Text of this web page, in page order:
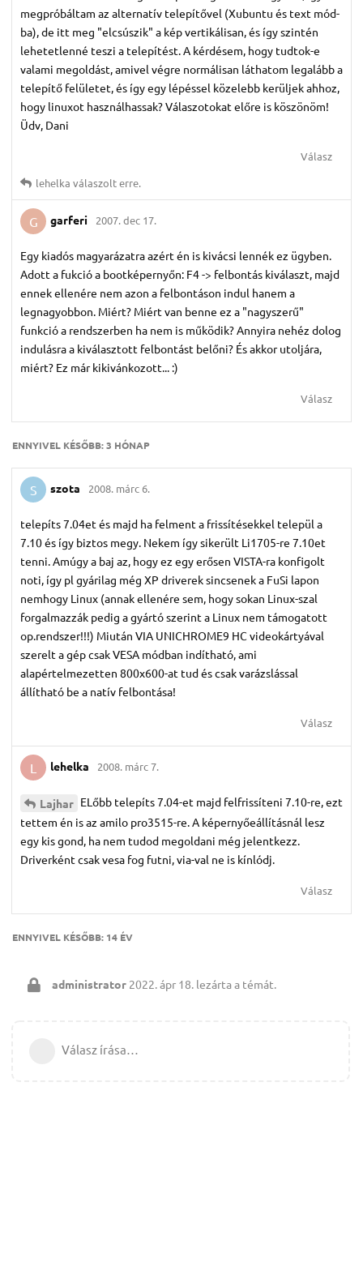
megpróbáltam az alternatív telepítővel (Xubuntu és text mód-
ba), de itt meg "elcsúszik" a kép vertikálisan, és így szintén
lehetetlenné teszi a telepítést. A kérdésem, hogy tudtok-e
valami megoldást, amivel végre normálisan láthatom legalább a
telepítő felületet, és így egy lépéssel közelebb kerüljek ahhoz,
hogy linuxot használhassak? Válaszotokat előre is köszönöm!
Üdv, Dani
Válasz
lehelka válaszolt erre.
G garferi 2007. dec 17.
Egy kiadós magyarázatra azért én is kivácsi lennék ez ügyben.
Adott a fukció a bootképernyőn: F4 -> felbontás kiválaszt, majd
ennek ellenére nem azon a felbontáson indul hanem a
legnagyobbon. Miért? Miért van benne ez a "nagyszerű"
funkció a rendszerben ha nem is működik? Annyira nehéz dolog
indulásra a kiválasztott felbontást belőni? És akkor utoljára,
miért? Ez már kikivánkozott... :)
Válasz
ENNYIVEL KÉSŐBB:3 HÓNAP
S szota 2008. márc 6.
telepíts 7.04et és majd ha felment a frissítésekkel települ a
7.10 és így biztos megy. Nekem így sikerült Li1705-re 7.10et
tenni. Amúgy a baj az, hogy ez egy erősen VISTA-ra konfigolt
noti, így pl gyárilag még XP driverek sincsenek a FuSi lapon
nemhogy Linux (annak ellenére sem, hogy sokan Linux-szal
forgalmazzák pedig a gyártó szerint a Linux nem támogatott
op.rendszer!!!) Miután VIA UNICHROME9 HC videokártyával
szerelt a gép csak VESA módban indítható, ami
alapértelmezetten 800x600-at tud és csak varázslással
állítható be a natív felbontása!
Válasz
L lehelka 2008. márc 7.
Lajhar ELőbb telepíts 7.04-et majd felfrissíteni 7.10-re, ezt
tettem én is az amilo pro3515-re. A képernyőeállításnál lesz
egy kis gond, ha nem tudod megoldani még jelentkezz.
Driverként csak vesa fog futni, via-val ne is kínlódj.
Válasz
ENNYIVEL KÉSŐBB: 14 ÉV
administrator 2022. ápr 18. lezárta a témát.
Válasz írása…